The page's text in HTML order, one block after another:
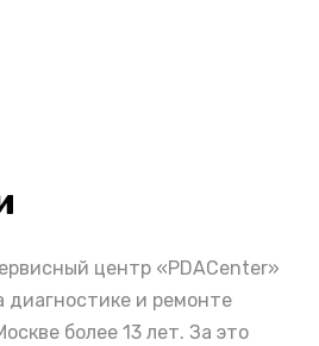
центр «PDACenter»
диагностике и ремонте
более 13 лет. За это